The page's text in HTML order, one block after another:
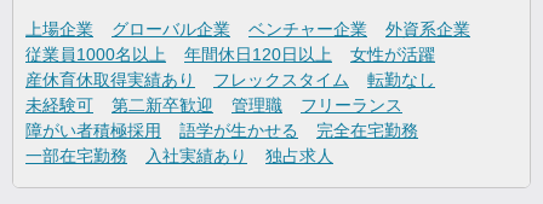
上場企業 グローバル企業 ベンチャー企業
外資系企業
従業員1000名以上
年間休日120日以上
女性が活躍
産休育休取得実績あり
フレックスタイム
転勤なし
未経験可
第二新卒歓迎 管理職
フリーランス
障がい者積極採用
語学が生かせる
完全在宅勤務
一部在宅勤務
入社実績あり 独占求人